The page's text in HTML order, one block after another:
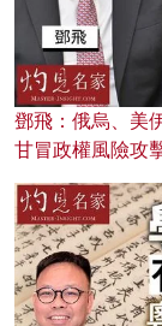
鄧飛：俄烏、美
甘冒政權風險攻